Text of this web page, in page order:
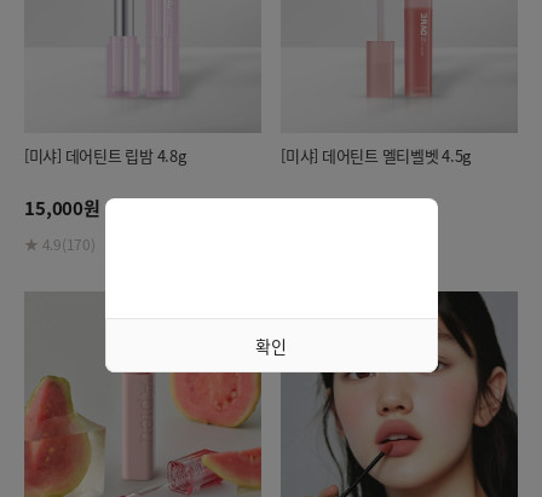
[미샤] 데어틴트 립밤 4.8g
15,000원
★ 4.9(170)
[미샤] 데어틴트 멜티벨벳 4.5g
확인